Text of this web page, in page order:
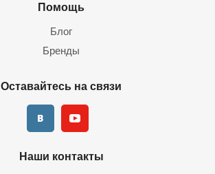
Помощь
Блог
Бренды
Оставайтесь на связи
Наши контакты